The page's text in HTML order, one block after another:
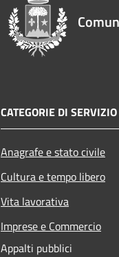
CATEGORIE DI SERVIZIO
Anagrafe e stato civile
Cultura e tempo libero
Vita lavorativa
Imprese e Commercio
Appalti pubblici